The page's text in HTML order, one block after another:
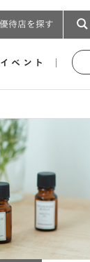
待店を探す
イベント